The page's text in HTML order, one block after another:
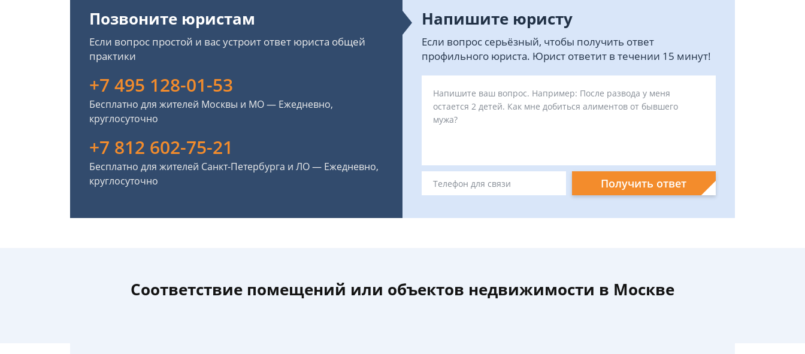
Позвоните юристам
Если вопрос простой и вас устроит ответ юриста общей
практики
+7 495 128-01-53
Бесплатно для жителей Москвы и МО — Ежедневно,
круглосуточно
+7 812 602-75-21
Бесплатно для жителей Санкт-Петербурга и ЛО — Ежедневно,
круглосуточно
Напишите юристу
Если вопрос серьёзный, чтобы получить ответ
профильного юриста. Юрист ответит в течении 15 минут!
Получить ответ
Соответствие помещений или объектов недвижимости в Москве